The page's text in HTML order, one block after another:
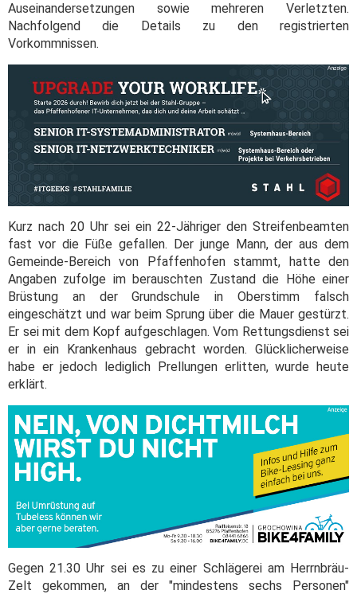
Auseinandersetzungen sowie mehreren Verletzten.
Nachfolgend die Details zu den registrierten
Vorkommnissen.
Kurz nach 20 Uhr sei ein 22-Jähriger den Streifenbeamten
fast vor die Füße gefallen. Der junge Mann, der aus dem
Gemeinde-Bereich von Pfaffenhofen stammt, hatte den
Angaben zufolge im berauschten Zustand die Höhe einer
Brüstung an der Grundschule in Oberstimm falsch
eingeschätzt und war beim Sprung über die Mauer gestürzt.
Er sei mit dem Kopf aufgeschlagen. Vom Rettungsdienst sei
er in ein Krankenhaus gebracht worden. Glücklicherweise
habe er jedoch lediglich Prellungen erlitten, wurde heute
erklärt.
Gegen 21.30 Uhr sei es zu einer Schlägerei am Herrnbräu-
Zelt gekommen, an der "mindestens sechs Personen"